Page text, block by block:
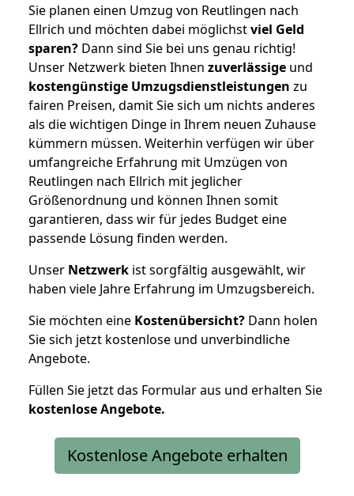
Sie planen einen Umzug von Reutlingen nach
Ellrich und möchten dabei möglichstviel Geld
sparen? Dann sind Sie bei uns genau richtig!
Unser Netzwerk bieten Ihnen zuverlässige und
kostengünstige Umzugsdienstleistungen zu
fairen Preisen, damit Sie sich um nichts anderes
als die wichtigen Dinge in Ihrem neuen Zuhause
kümmern müssen. Weiterhin verfügen wir über
umfangreiche Erfahrung mit Umzügen von
Reutlingen nach Ellrich mit jeglicher
Größenordnung und können Ihnen somit
garantieren, dass wir für jedes Budget eine
passende Lösung finden werden.
Unser Netzwerk ist sorgfältig ausgewählt, wir
haben viele Jahre Erfahrung im Umzugsbereich.
Sie möchten eine Kostenübersicht? Dann holen
Sie sich jetzt kostenlose und unverbindliche
Angebote.
Füllen Sie jetzt das Formular aus und erhalten Sie
kostenloseAngebote.
Kostenlose Angebote erhalten